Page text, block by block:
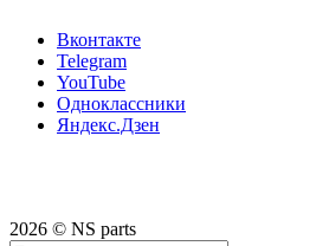
Вконтакте
Telegram
YouTube
Одноклассники
Яндекс.Дзен
2026 © NS parts